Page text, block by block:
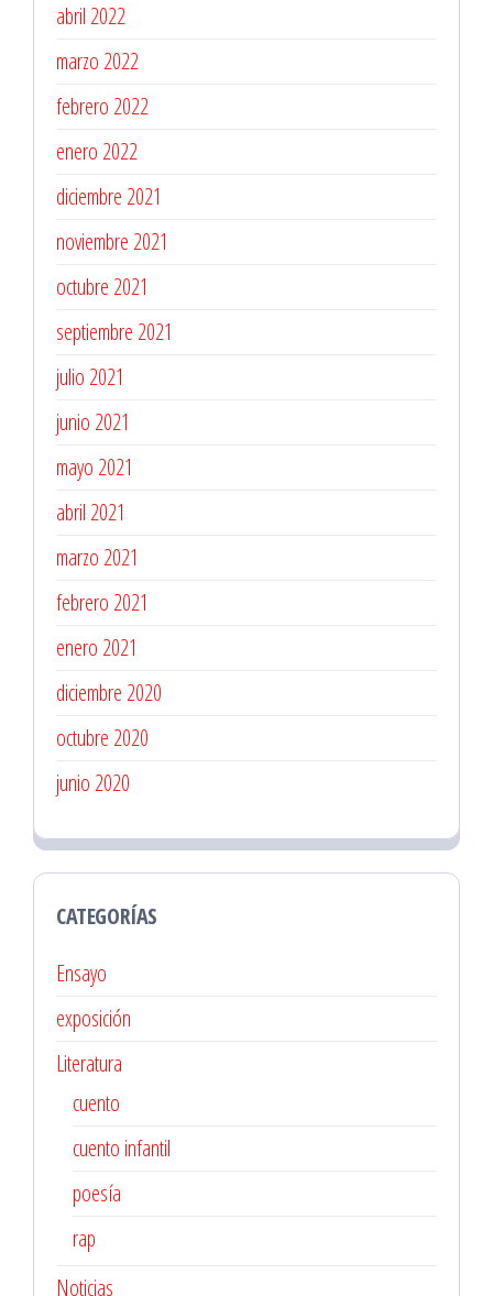
abril 2022
marzo 2022
febrero 2022
enero 2022
diciembre 2021
noviembre 2021
octubre 2021
septiembre 2021
julio 2021
junio 2021
mayo 2021
abril 2021
marzo 2021
febrero 2021
enero 2021
diciembre 2020
octubre 2020
junio 2020
CATEGORÍAS
Ensayo
exposición
Literatura
cuento
cuento infantil
poesía
rap
Noticias